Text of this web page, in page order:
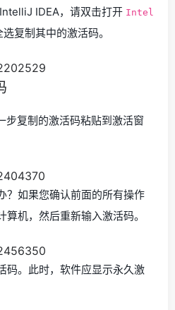
IDEA，请双击打开 Intel
复制其中的激活码。
步复制的激活码粘贴到激活窗
？如果您确认前面的所有操作
机，然后重新输入激活码。
码。此时，软件应显示永久激